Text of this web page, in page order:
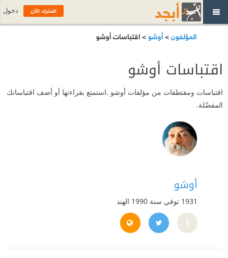
المؤلفون>أوشو> اقتباسات أوشو
اقتباسات أوشو
اقتباسات ومقتطفات من مؤلفات أوشو .استمتع بقراءتها أو أضف اقتباساتك
المفضّلة.
أوشو
1931 توفي سنة 1990 الهند
https://twitter.com/oshoArb
اشترك الآن دخول